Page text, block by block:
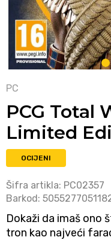
1
PC
PCG Total
Limited
OCIJENI
Šifra artikla: PC02357
Barkod:
Dokaži da imaš ono
tron kao najveći